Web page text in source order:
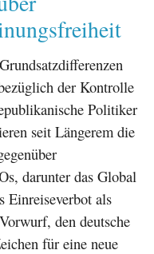
der Kontrolle
Politiker
seit Längerem die
darunter das Global
Einreiseverbot als
den deutsche
für eine neue